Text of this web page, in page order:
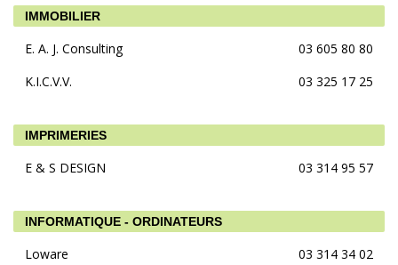
IMMOBILIER
E. A. J. Consulting
03 605 80 80
K.I.C.V.V.
03 325 17 25
IMPRIMERIES
E & S DESIGN 03 314 95 57
INFORMATIQUE - ORDINATEURS
Loware 03 314 34 02